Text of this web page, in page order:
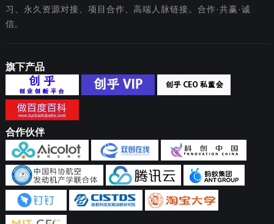
习、永久资源对接、项目合作、高端人脉链接。合作·共赢·诚
信。
旗下产品
合作伙伴